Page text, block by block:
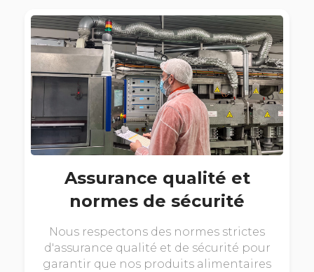
Assurance qualité et
normes de sécurité
Nous respectons des normes strictes
d'assurance qualité et de sécurité pour
garantir que nos produits alimentaires